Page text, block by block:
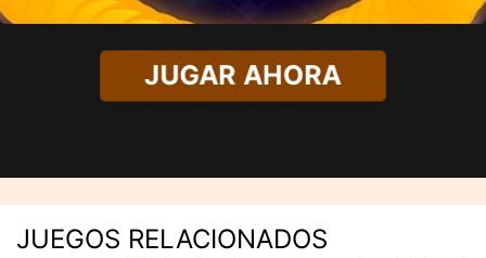
JUGAR AHORA
JUEGOS RELACIONADOS